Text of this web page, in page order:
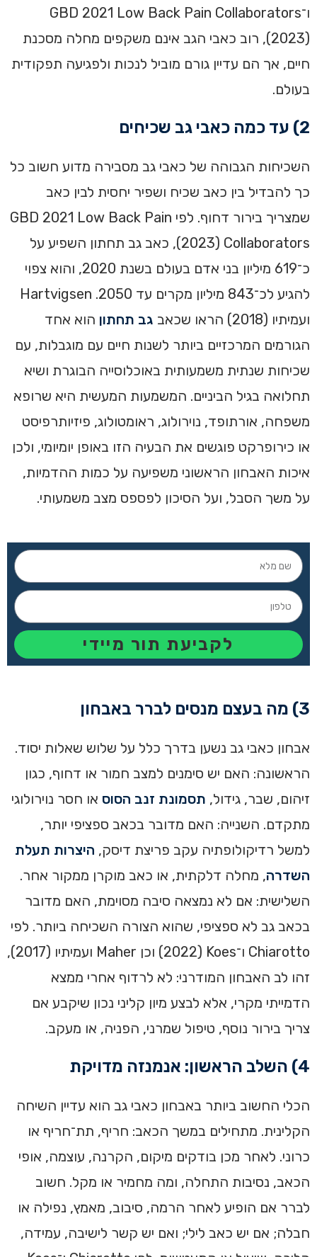
ו־GBD 2021 Low Back Pain Collaborators
‏(2023), רוב כאבי הגב אינם משקפים מחלה מסכנת
חיים, אך הם עדיין גורם מוביל לנכות ולפגיעה תפקודית
בעולם.
2) עד כמה כאבי גב שכיחים
השכיחות הגבוהה של כאבי גב מסבירה מדוע חשוב כל
כך להבדיל בין כאב שכיח ושפיר יחסית לבין כאב
שמצריך בירור דחוף. לפי GBD 2021 Low Back Pain
Collaborators ‏(2023), כאב גב תחתון השפיע על
כ־619 מיליון בני אדם בעולם בשנת 2020, והוא צפוי
להגיע לכ־843 מיליון מקרים עד 2050. Hartvigsen
ועמיתיו (2018) הראו שכאב
גב תחתון הוא אחד
הגורמים המרכזיים ביותר לשנות חיים עם מוגבלות, עם
שכיחות שנתית משמעותית באוכלוסייה הבוגרת ושיא
תחלואה בגיל הביניים. המשמעות המעשית היא שרופא
משפחה, אורתופד, נוירולוג, ראומטולוג, פיזיותרפיסט
או כירופרקט פוגשים את הבעיה הזו באופן יומיומי, ולכן
איכות האבחון הראשוני משפיעה על כמות ההדמיות,
על משך הסבל, ועל הסיכון לפספס מצב משמעותי.
לקביעת תור מיידי
3) מה בעצם מנסים לברר באבחון
אבחון כאבי גב נשען בדרך כלל על שלוש שאלות יסוד.
הראשונה: האם יש סימנים למצב חמור או דחוף, כגון
זיהום, שבר, גידול, תסמונת זנב הסוס או חסר נוירולוגי
מתקדם. השנייה: האם מדובר בכאב ספציפי יותר,
למשל רדיקולופתיה עקב פריצת דיסק, היצרות תעלת
השדרה, מחלה דלקתית, או כאב מוקרן ממקור אחר.
השלישית: אם לא נמצאה סיבה מסוימת, האם מדובר
בכאב גב לא ספציפי, שהוא הצורה השכיחה ביותר. לפי
Chiarotto ו־Koes ‏(2022) וכן Maher ועמיתיו (2017),
זהו לב האבחון המודרני: לא לרדוף אחרי ממצא
הדמייתי מקרי, אלא לבצע מיון קליני נכון שיקבע אם
צריך בירור נוסף, טיפול שמרני, הפניה, או מעקב.
4) השלב הראשון: אנמנזה מדויקת
הכלי החשוב ביותר באבחון כאבי גב הוא עדיין השיחה
הקלינית. מתחילים במשך הכאב: חריף, תת־חריף או
כרוני. לאחר מכן בודקים מיקום, הקרנה, עוצמה, אופי
הכאב, נסיבות התחלה, ומה מחמיר או מקל. חשוב
לברר אם הופיע לאחר הרמה, סיבוב, מאמץ, נפילה או
חבלה; אם יש כאב לילי; ואם יש קשר לישיבה, עמידה,